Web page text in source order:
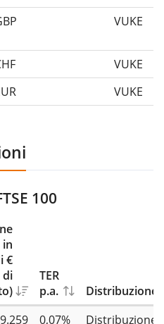
VUKE
VUKE
VUKE
100
€
di
TER
p.a.
Distribuzione
0,07%
Distribuzione